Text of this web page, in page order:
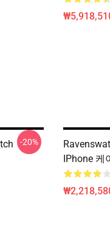
-20%
IPhone 케